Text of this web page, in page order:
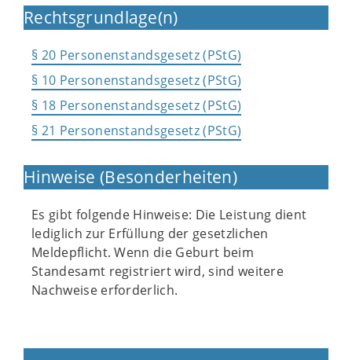
Rechtsgrundlage(n)
§ 20 Personenstandsgesetz (PStG)
§ 10 Personenstandsgesetz (PStG)
§ 18 Personenstandsgesetz (PStG)
§ 21 Personenstandsgesetz (PStG)
Hinweise (Besonderheiten)
Es gibt folgende Hinweise: Die Leistung dient
lediglich zur Erfüllung der gesetzlichen
Meldepflicht. Wenn die Geburt beim
Standesamt registriert wird, sind weitere
Nachweise erforderlich.